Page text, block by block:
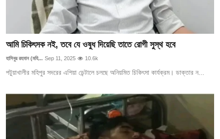
আমি চিকিৎসক নই, তবে যে ওষুধ দিয়েছি তাতে রোগী সুস্থ হবে
হাসিবুর রহমান (মহি... Sep 11, 2025 10.6k
পটুয়াখালীর মহিপুর সদরের এশিয়া ডেন্টালে চলছে অনিয়মিত চিকিৎসা কার্যক্রম। ডাক্তার ন...